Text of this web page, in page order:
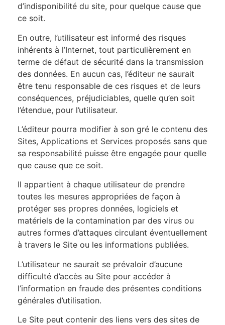
d’indisponibilité du site, pour quelque cause que
ce soit.
En outre, l’utilisateur est informé des risques
inhérents à l’Internet, tout particulièrement en
terme de défaut de sécurité dans la transmission
des données. En aucun cas, l’éditeur ne saurait
être tenu responsable de ces risques et de leurs
conséquences, préjudiciables, quelle qu’en soit
l’étendue, pour l’utilisateur.
L’éditeur pourra modifier à son gré le contenu des
Sites, Applications et Services proposés sans que
sa responsabilité puisse être engagée pour quelle
que cause que ce soit.
Il appartient à chaque utilisateur de prendre
toutes les mesures appropriées de façon à
protéger ses propres données, logiciels et
matériels de la contamination par des virus ou
autres formes d’attaques circulant éventuellement
à travers le Site ou les informations publiées.
L’utilisateur ne saurait se prévaloir d’aucune
difficulté d’accès au Site pour accéder à
l’information en fraude des présentes conditions
générales d’utilisation.
Le Site peut contenir des liens vers des sites de